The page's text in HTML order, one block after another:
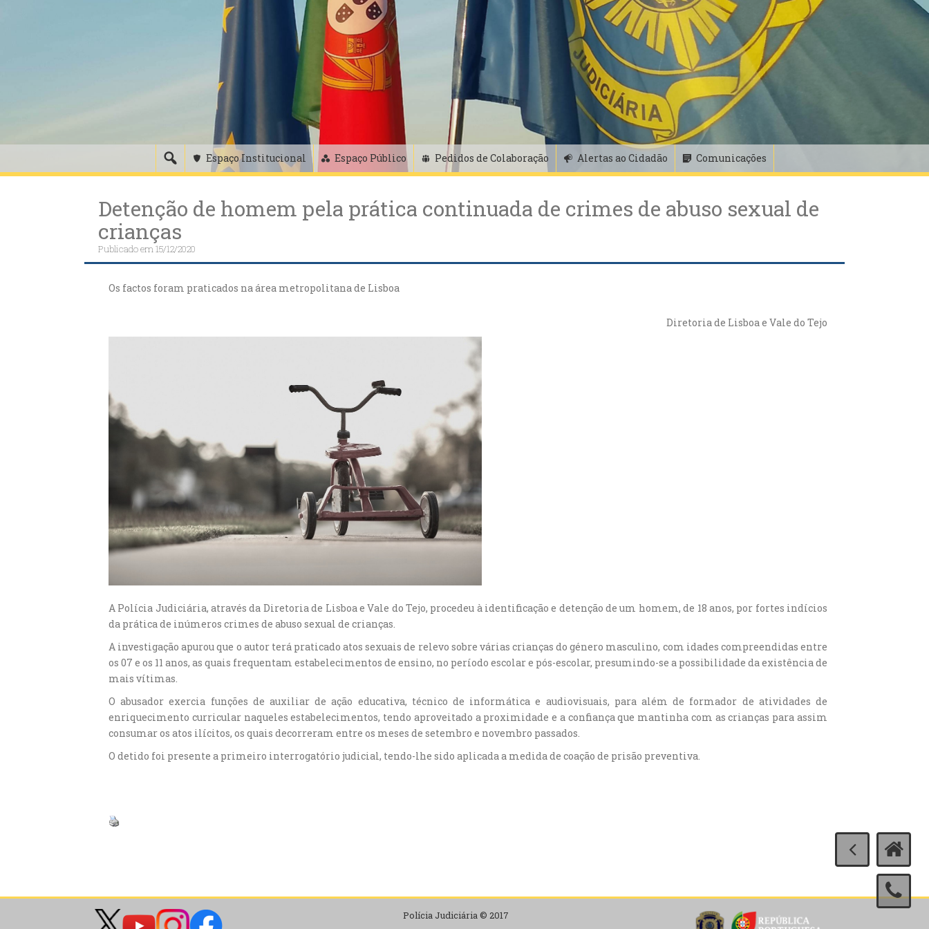
Espaço Institucional Espaço Público Pedidos de Colaboração Alertas ao Cidadão Comunicações
Detenção de homem pela prática continuada de crimes de abuso sexual de
crianças
Publicado em15/12/2020
Os factos foram praticados na área metropolitana de Lisboa
Diretoria de Lisboa e Vale do Tejo
A Polícia Judiciária, através da Diretoria de Lisboa e Vale do Tejo, procedeu à identificação e detenção de um homem, de 18 anos, por fortes indícios
da prática de inúmeros crimes de abuso sexual de crianças.
A investigação apurou que o autor terá praticado atos sexuais de relevo sobre várias crianças do género masculino, com idades compreendidas entre
os 07 e os 11 anos, as quais frequentam estabelecimentos de ensino, no período escolar e pós-escolar, presumindo-se a possibilidade da existência de
mais vítimas.
O abusador exercia funções de auxiliar de ação educativa, técnico de informática e audiovisuais, para além de formador de atividades de
enriquecimento curricular naqueles estabelecimentos, tendo aproveitado a proximidade e a confiança que mantinha com as crianças para assim
consumar os atos ilícitos, os quais decorreram entre os meses de setembro e novembro passados.
O detido foi presente a primeiro interrogatório judicial, tendo-lhe sido aplicada a medida de coação de prisão preventiva.
Polícia Judiciária © 2017